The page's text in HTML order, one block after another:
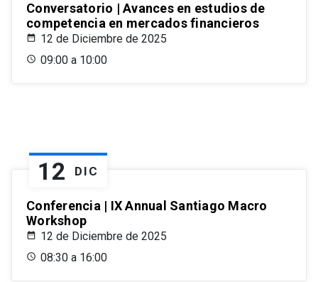
Conversatorio | Avances en estudios de
competencia en mercados financieros
12 de Diciembre de 2025
09:00 a 10:00
12 DIC
Conferencia | IX Annual Santiago Macro
Workshop
12 de Diciembre de 2025
08:30 a 16:00